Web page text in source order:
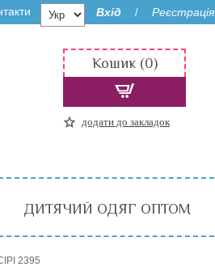
Вхід / Реєстрація
Кошик (0)
додати до закладок
ДИТЯЧИЙ ОДЯГ ОПТОМ
2395